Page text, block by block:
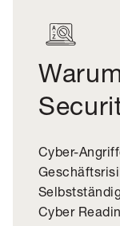
Cyber-
Cyber